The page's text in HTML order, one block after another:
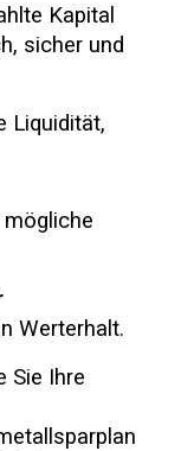
Kapital
sicher und
Liquidität,
Werterhalt.
Sie Ihre